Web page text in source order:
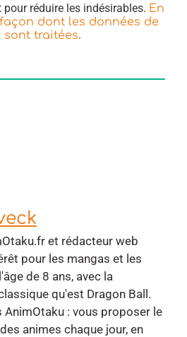
réduire les indésirables. En
dont les données de
sont traitées.
et rédacteur web
pour les mangas et les
de 8 ans, avec la
qu'est Dragon Ball.
: vous proposer le
animes chaque jour, en